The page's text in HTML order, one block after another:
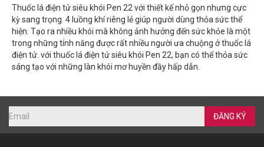
Thuốc lá điện tử siêu khói Pen 22 với thiết kế nhỏ gọn nhưng cực
kỳ sang trọng. 4 luồng khí riêng lẻ giúp người dùng thỏa sức thể
hiện. Tạo ra nhiều khói mà không ảnh hưởng đến sức khỏe là một
trong những tính năng được rất nhiều người ưa chuộng ở thuốc lá
điện tử. với thuốc lá điện tử siêu khói Pen 22, bạn có thể thỏa sức
sáng tạo với những làn khói mơ huyền đầy hấp dẫn.
ĐĂNG KÝ